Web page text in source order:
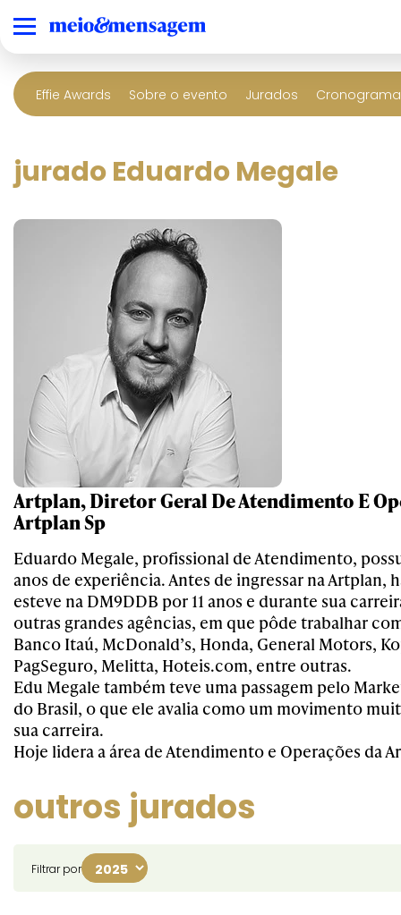
Effie Awards Sobre o evento Jurados
jurado Eduardo Megale
Artplan, Diretor Geral De Atendimento E
Artplan Sp
Eduardo Megale, profissional de Atendimento,
anos de experiência. Antes de ingressar na Artplan,
esteve na DM9DDB por 11 anos e durante sua
outras grandes agências, em que pôde trabalhar
Banco Itaú, McDonald’s, Honda, General Motors,
PagSeguro, Melitta, Hoteis.com, entre outras.
Edu Megale também teve uma passagem pelo
do Brasil, o que ele avalia como um movimento
sua carreira.
Hoje lidera a área de Atendimento e Operações da
outros jurados
Filtrar por